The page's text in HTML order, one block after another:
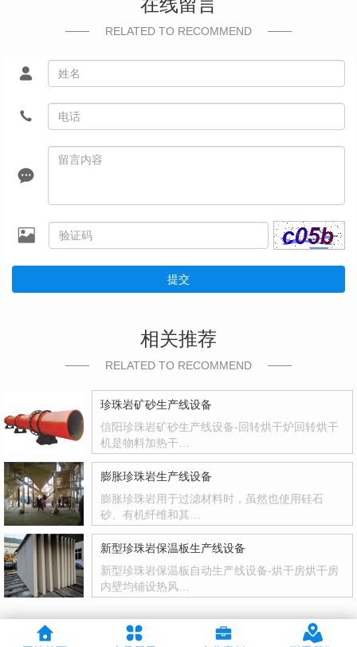
在线留言
RELATED TO RECOMMEND
提交
相关推荐
RELATED TO RECOMMEND
珍珠岩矿砂生产线设备
信阳珍珠岩矿砂生产线设备-回转烘干炉回转烘干
机是物料加热干…
膨胀珍珠岩生产线设备
膨胀珍珠岩用于过滤材料时，虽然也使用硅石
砂、有机纤维和其…
新型珍珠岩保温板生产线设备
新型珍珠岩保温板自动生产线设备-烘干房烘干房
内壁均铺设热风…